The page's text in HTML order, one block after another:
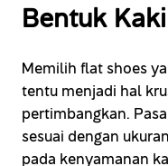
Bentuk Kaki
Memilih flat shoes
tentu menjadi hal
pertimbangkan.
sesuai dengan
pada kenyamanan